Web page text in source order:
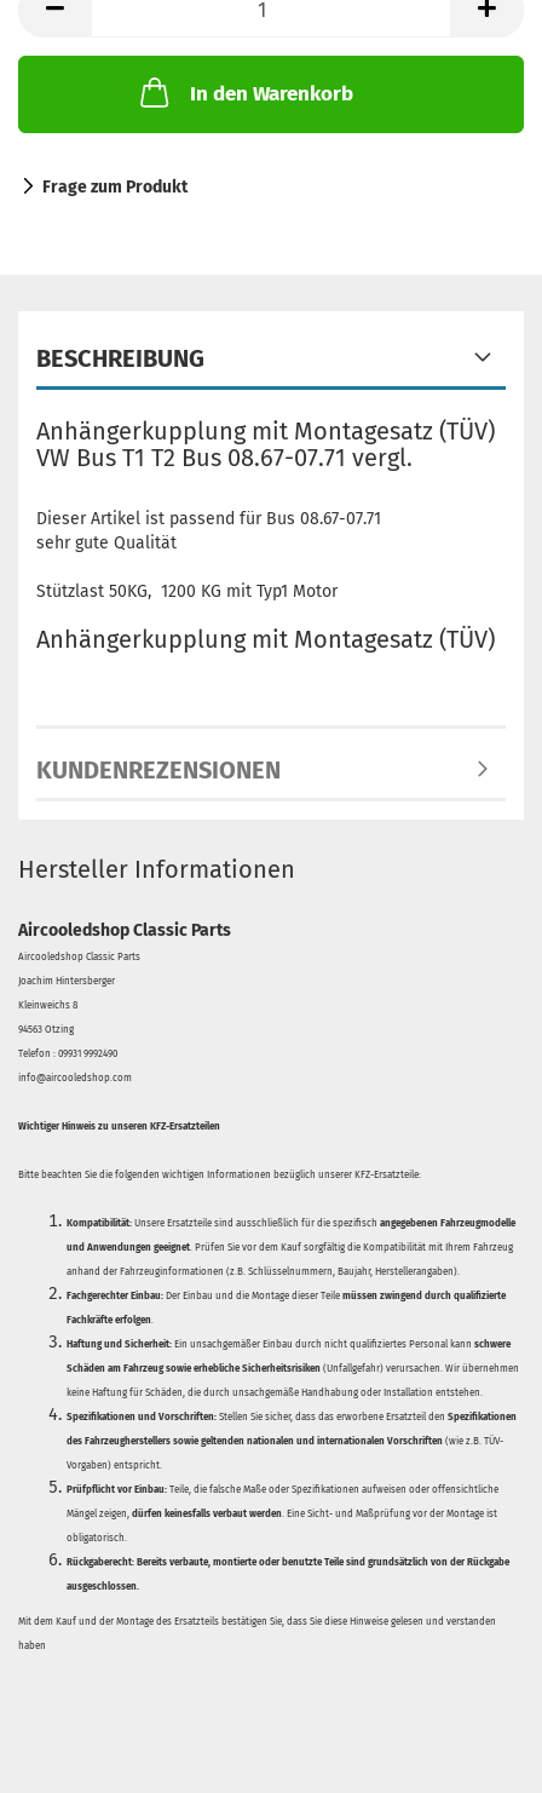
In den Warenkorb
Frage zum Produkt
BESCHREIBUNG
Anhängerkupplung mit Montagesatz (TÜV)
VW Bus T1 T2 Bus 08.67-07.71 vergl.
Dieser Artikel ist passend für Bus 08.67-07.71
sehr gute Qualität
Stützlast 50KG, 1200 KG mit Typ1 Motor
Anhängerkupplung mit Montagesatz (TÜV)
KUNDENREZENSIONEN
Hersteller Informationen
Aircooledshop Classic Parts
Aircooledshop Classic Parts
Joachim Hintersberger
Kleinweichs 8
94563 Otzing
Telefon : 09931 9992490
info@aircooledshop.com
Wichtiger Hinweis zu unseren KFZ-Ersatzteilen
Bitte beachten Sie die folgenden wichtigen Informationen bezüglich unserer KFZ-Ersatzteile:
Kompatibilität: Unsere Ersatzteile sind ausschließlich für die spezifisch angegebenen Fahrzeugmodelle
und Anwendungen geeignet. Prüfen Sie vor dem Kauf sorgfältig die Kompatibilität mit Ihrem Fahrzeug
anhand der Fahrzeuginformationen (z.B. Schlüsselnummern, Baujahr, Herstellerangaben).
Fachgerechter Einbau: Der Einbau und die Montage dieser Teile müssen zwingend durch qualifizierte
Fachkräfte erfolgen.
Haftung und Sicherheit: Ein unsachgemäßer Einbau durch nicht qualifiziertes Personal kann schwere
Schäden am Fahrzeug sowie erhebliche Sicherheitsrisiken (Unfallgefahr) verursachen. Wir übernehmen
keine Haftung für Schäden, die durch unsachgemäße Handhabung oder Installation entstehen.
Spezifikationen und Vorschriften: Stellen Sie sicher, dass das erworbene Ersatzteil den Spezifikationen
des Fahrzeugherstellers sowie geltenden nationalen und internationalen Vorschriften (wie z.B. TÜV-
Vorgaben) entspricht.
Prüfpflicht vor Einbau: Teile, die falsche Maße oder Spezifikationen aufweisen oder offensichtliche
Mängel zeigen, dürfen keinesfalls verbaut werden. Eine Sicht- und Maßprüfung vor der Montage ist
obligatorisch.
Rückgaberecht: Bereits verbaute, montierte oder benutzte Teile sind grundsätzlich von der Rückgabe
ausgeschlossen.
Mit dem Kauf und der Montage des Ersatzteils bestätigen Sie, dass Sie diese Hinweise gelesen und verstanden
haben